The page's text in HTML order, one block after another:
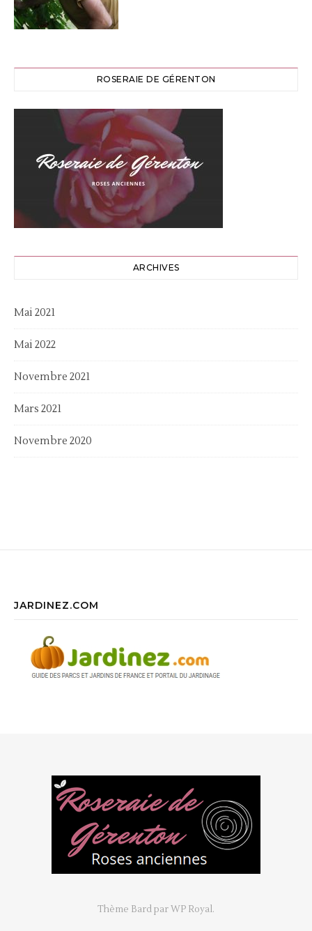
ROSERAIE DE GÉRENTON
ARCHIVES
Mai 2021
Mai 2022
Novembre 2021
Mars 2021
Novembre 2020
JARDINEZ.COM
Thème Bard parWP Royal.